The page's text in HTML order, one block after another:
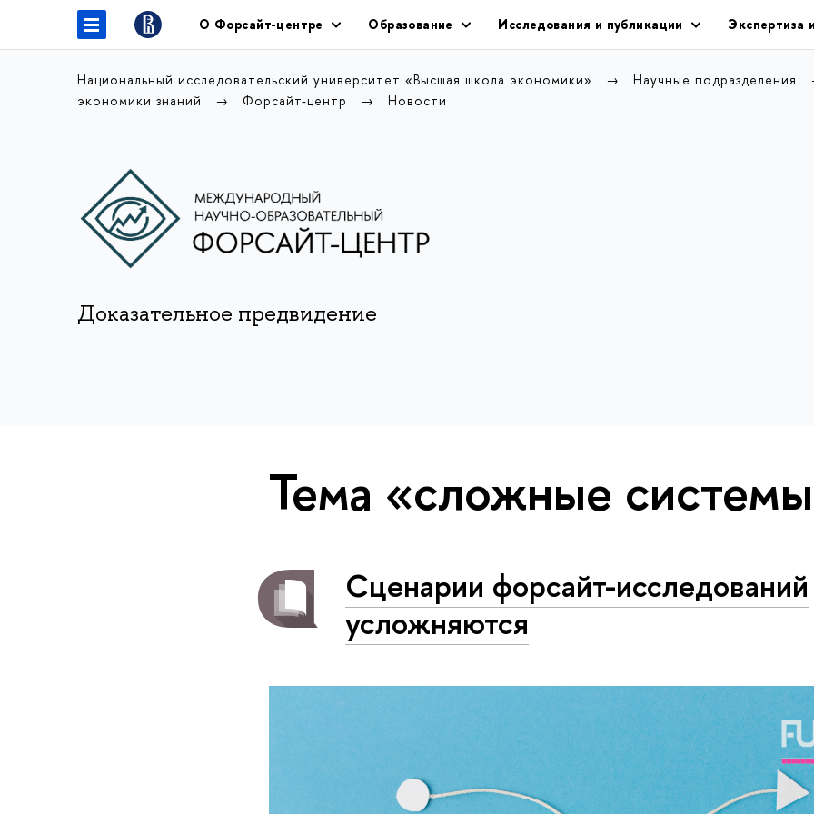
О Форсайт-центре Образование Исследования и публикации Экспертиза
Национальный исследовательский университет «Высшая школа экономики»
Научные подразделения
экономики знаний
Форсайт-центр Новости
Доказательное предвидение
Тема «сложные
Сценарии форсайт-исследований
усложняются